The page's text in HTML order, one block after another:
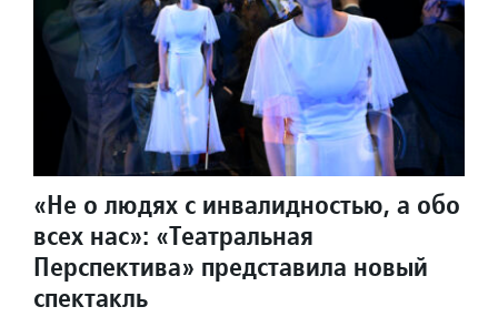
«Не о людях с инвалидностью, а обо
всех нас»: «Театральная
Перспектива» представила новый
спектакль